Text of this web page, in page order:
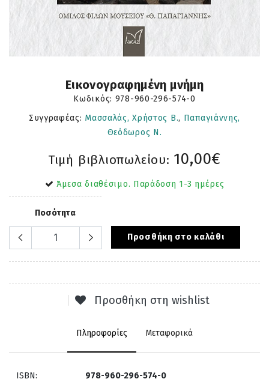
Εικονογραφημένη μνήμη
Κωδικός: 978-960-296-574-0
Συγγραφέας: Μασσαλάς, Χρήστος Β., Παπαγιάννης,
Θεόδωρος Ν.
Τιμή βιβλιοπωλείου: 10,00€
Άμεσα διαθέσιμο. Παράδοση 1-3 ημέρες
Ποσότητα
Προσθήκη στο καλάθι
Προσθήκη στη wishlist
Πληροφορίες Μεταφορικά
ISBN: 978-960-296-574-0